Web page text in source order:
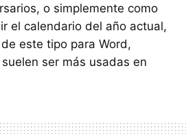
o simplemente como
el calendario del año actual,
este tipo para Word,
ser más usadas en